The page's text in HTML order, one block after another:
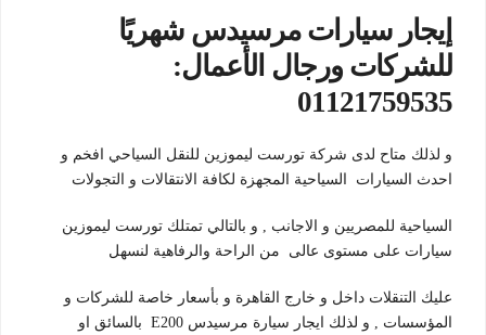
إيجار سيارات مرسيدس شهريًا
للشركات ورجال الأعمال:
01121759535
و لذلك متاح لدى شركة تورست ليموزين للنقل السياحي افخم و
احدث السيارات السياحية المجهزة لكافة الانتقالات و التجولات
السياحية للمصريين و الاجانب , و بالتالي تمتلك تورست ليموزين
سيارات على مستوى عالى من الراحة والرفاهية لنسهل
عليك التنقلات داخل و خارج القاهرة و بأسعار خاصة للشركات و
المؤسسات , و لذلك ايجار سيارة مرسيدس E200 بالسائق او